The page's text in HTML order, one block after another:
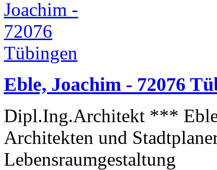
Eble, Joachim - 72076
Dipl.Ing.Architekt *** Eble
Architekten und
Lebensraumgestaltung